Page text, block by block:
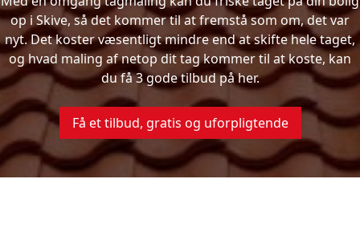
op i Skive, så det kommer til at fremstå som om, det var
nyt. Det koster væsentligt mindre end at skifte hele taget,
og hvad maling af netop dit tag kommer til at koste, kan
du få 3 gode tilbud på her.
Få et tilbud, gratis og uforpligtende